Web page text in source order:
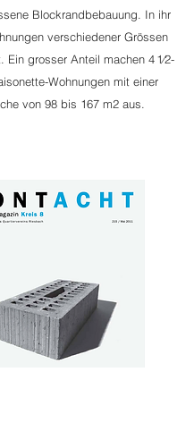
Blockrandbebauung. In ihr
verschiedener Grössen
Ein grosser Anteil machen 4 1⁄2-
-Wohnungen mit einer
von 98 bis 167 m2 aus.